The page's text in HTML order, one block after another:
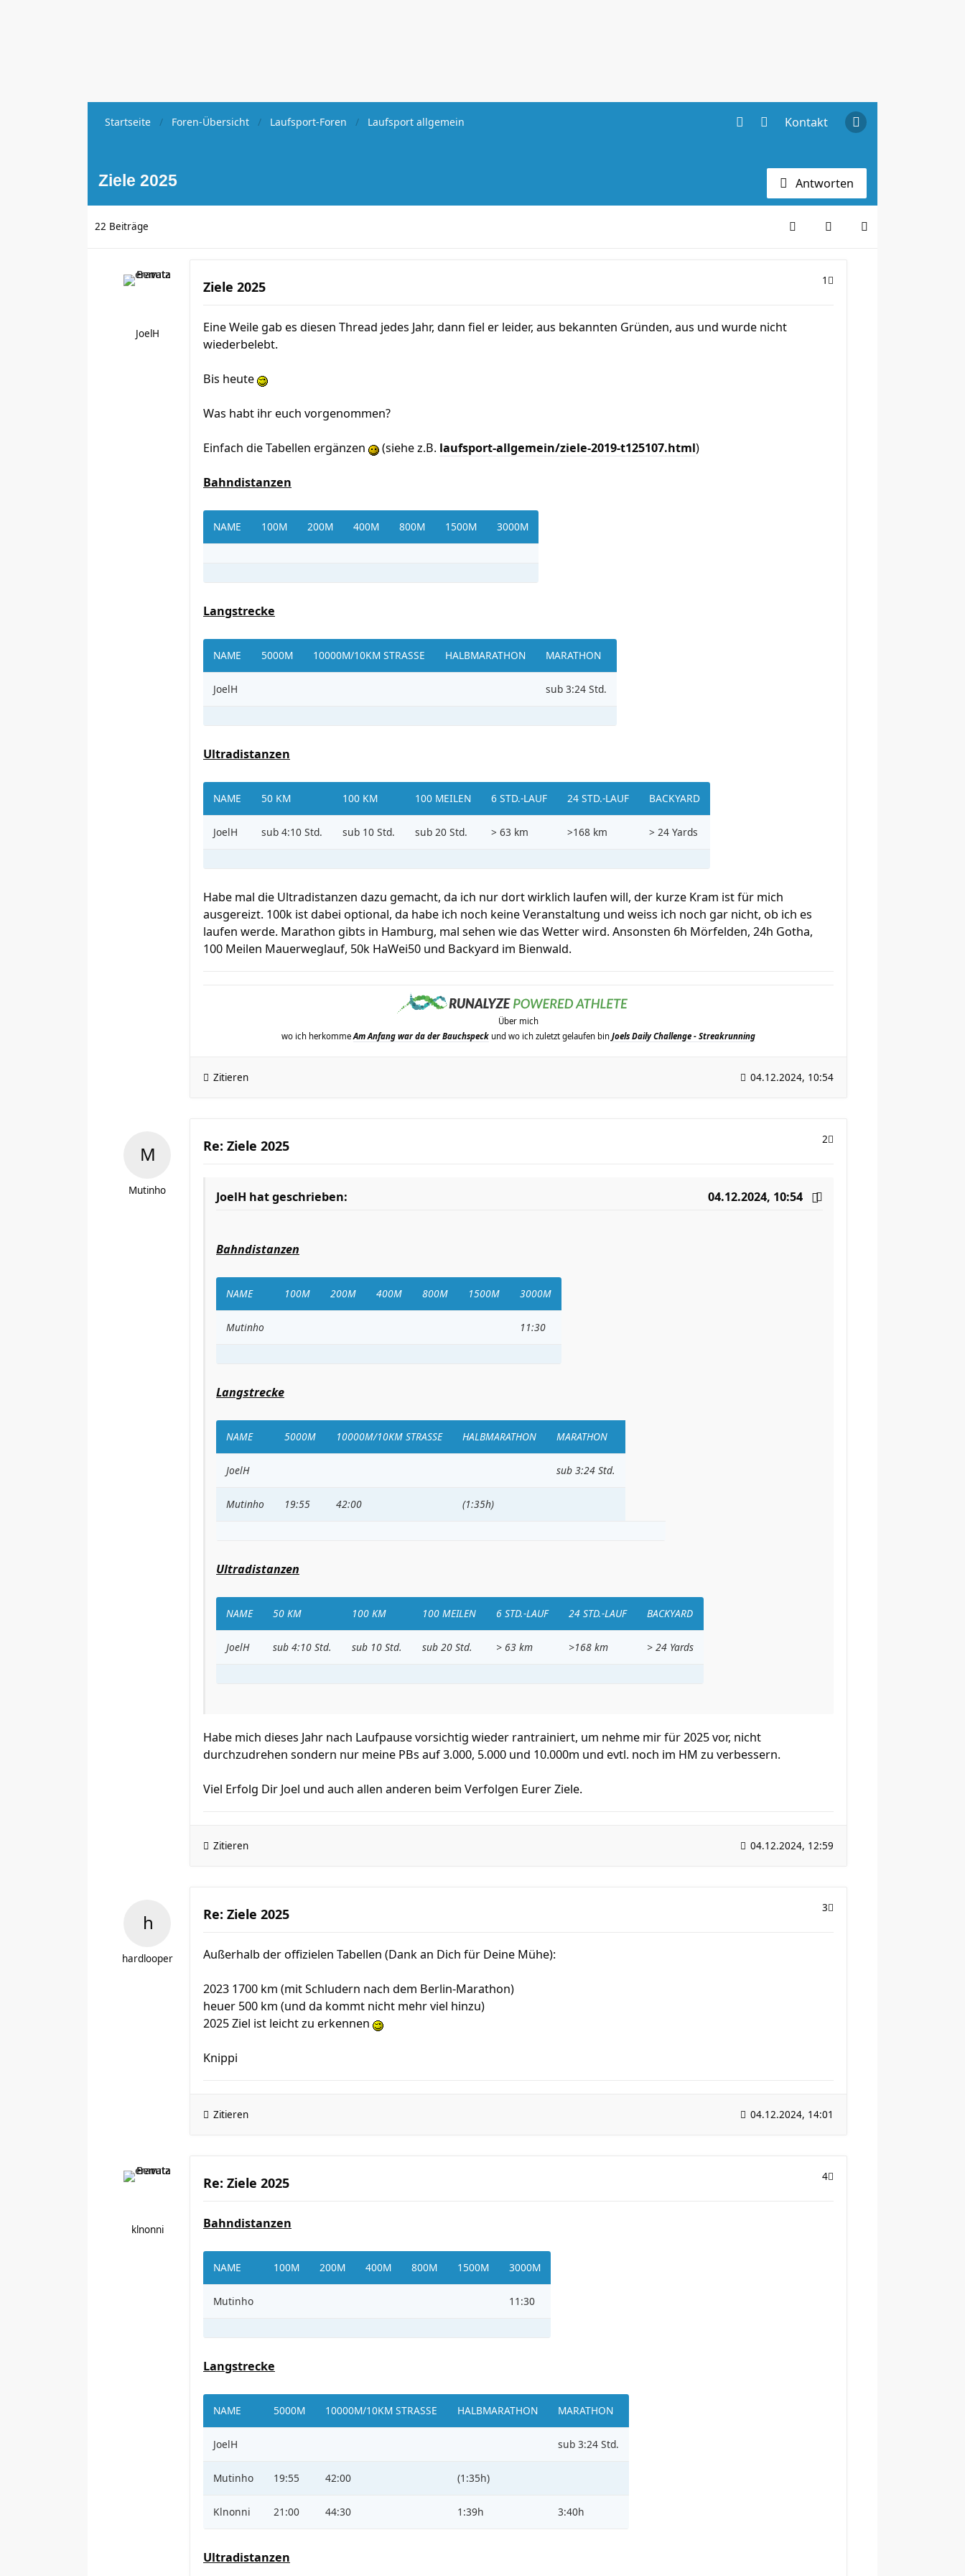
Kontakt
Startseite Foren-Übersicht Laufsport-Foren Laufsport allgemein
Ziele 2025 Antworten
22 Beiträge
JoelH
Ziele 2025 1
Eine Weile gab es diesen Thread jedes Jahr, dann fiel er leider, aus bekannten Gründen, aus und wurde nicht
wiederbelebt.
Bis heute
Was habt ihr euch vorgenommen?
Einfach die Tabellen ergänzen (siehe z.B. laufsport-allgemein/ziele-2019-t125107.html)
Bahndistanzen
NAME 100M 200M 400M 800M 1500M 3000M
Langstrecke
NAME 5000M 10000M/10KM STRASSE HALBMARATHON MARATHON
JoelH sub 3:24 Std.
Ultradistanzen
NAME 50 KM 100 KM 100 MEILEN 6 STD.-LAUF 24 STD.-LAUF BACKYARD
JoelH sub 4:10 Std. sub 10 Std. sub 20 Std. > 63 km >168 km > 24 Yards
Habe mal die Ultradistanzen dazu gemacht, da ich nur dort wirklich laufen will, der kurze Kram ist für mich
ausgereizt. 100k ist dabei optional, da habe ich noch keine Veranstaltung und weiss ich noch gar nicht, ob ich es
laufen werde. Marathon gibts in Hamburg, mal sehen wie das Wetter wird. Ansonsten 6h Mörfelden, 24h Gotha,
100 Meilen Mauerweglauf, 50k HaWei50 und Backyard im Bienwald.
Über mich
wo ich herkommeAm Anfang war da der Bauchspeck und wo ich zuletzt gelaufen bin Joels Daily Challenge - Streakrunning
Zitieren 04.12.2024, 10:54
Mutinho
Re: Ziele 2025 2
JoelH hat geschrieben: 04.12.2024, 10:54
Bahndistanzen
NAME 100M 200M 400M 800M 1500M 3000M
Mutinho 11:30
Langstrecke
NAME 5000M 10000M/10KM STRASSE HALBMARATHON MARATHON
JoelH sub 3:24 Std.
Mutinho 19:55 42:00 (1:35h)
Ultradistanzen
NAME 50 KM 100 KM 100 MEILEN 6 STD.-LAUF 24 STD.-LAUF BACKYARD
JoelH sub 4:10 Std. sub 10 Std. sub 20 Std. > 63 km >168 km > 24 Yards
Habe mich dieses Jahr nach Laufpause vorsichtig wieder rantrainiert, um nehme mir für 2025 vor, nicht
durchzudrehen sondern nur meine PBs auf 3.000, 5.000 und 10.000m und evtl. noch im HM zu verbessern.
Viel Erfolg Dir Joel und auch allen anderen beim Verfolgen Eurer Ziele.
Zitieren 04.12.2024, 12:59
hardlooper
Re: Ziele 2025 3
Außerhalb der offizielen Tabellen (Dank an Dich für Deine Mühe):
2023 1700 km (mit Schludern nach dem Berlin-Marathon)
heuer 500 km (und da kommt nicht mehr viel hinzu)
2025 Ziel ist leicht zu erkennen
Knippi
Zitieren 04.12.2024, 14:01
klnonni
Re: Ziele 2025 4
Bahndistanzen
NAME 100M 200M 400M 800M 1500M 3000M
Mutinho 11:30
Langstrecke
NAME 5000M 10000M/10KM STRASSE HALBMARATHON MARATHON
JoelH sub 3:24 Std.
Mutinho 19:55 42:00 (1:35h)
Klnonni 21:00 44:30 1:39h 3:40h
Ultradistanzen